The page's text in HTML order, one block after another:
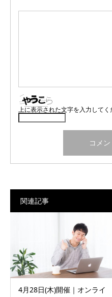
上に表示された文字を入力してく
関連記事
4月28日(木)開催｜オンライ